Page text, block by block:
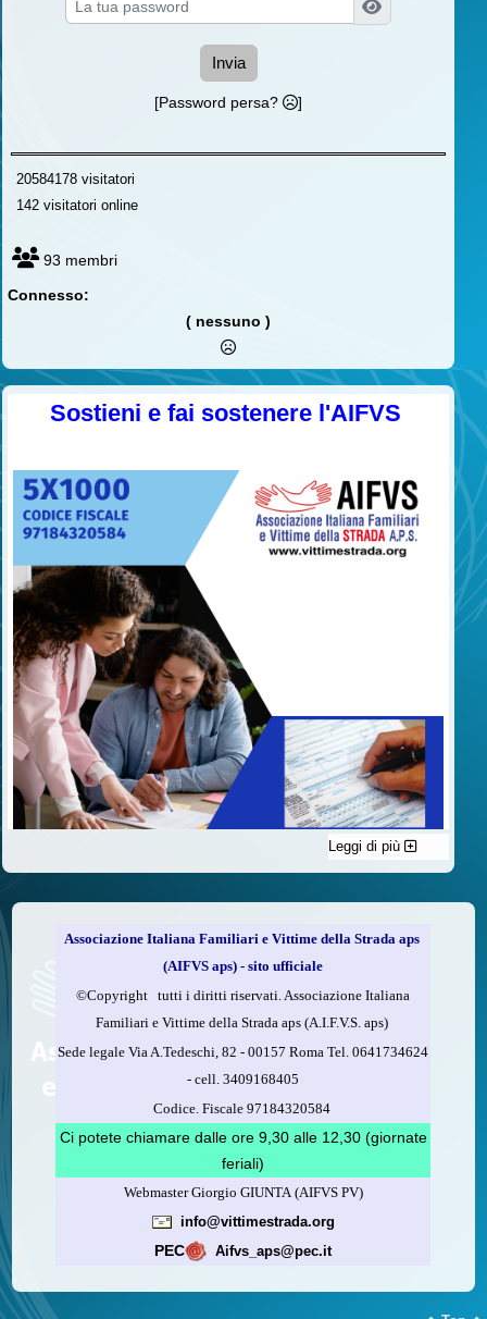
Invia
[Password persa? ]
20584178 visitatori
142 visitatori online
93 membri
Connesso:
( nessuno )
Sostieni e fai sostenere l'AIFVS
C'è un modo di contribuire alle attività dell’A.I.F.V.S. a favore
delle vittime della strada e per dare giustizia ai superstiti ed ai
loro familiari che non costa nulla: devolvere il 5 per mille della
Compila la scheda CUD o del modello 730.
Firma nel riquadro indicato come “Sostegno delle
organizzazioni non lucrative di utilità sociale, delle associazioni
Indica nel riquadro il codice fiscale dell’A.I.F.V.S.:
97184320584
Leggi come fare
(versione stampabile)
Leggi di più
Associazione Italiana Familiari e Vittime della Strada aps
(AIFVS aps) - sito ufficiale
©​Copyright tutti i diritti riservati. Associazione Italiana
Familiari e Vittime della Strada aps (A.I.F.V.S. aps)
Sede legale Via A.Tedeschi, 82 - 00157 Roma Tel. 0641734624
-cell.3409168405
Codice. Fiscale 97184320584
Ci potete chiamare dalle ore 9,30 alle 12,30 (giornate
feriali)
Webmaster Giorgio GIUNTA (AIFVS PV)
info@vittimestrada.org
PEC Aifvs_aps@pec.it